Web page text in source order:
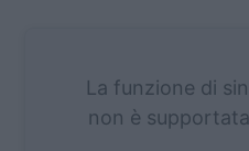
La funzione di
non è